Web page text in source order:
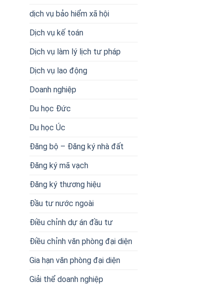
dịch vụ bảo hiểm xã hội
Dịch vụ kế toán
Dịch vụ làm lý lịch tư pháp
Dịch vụ lao động
Doanh nghiệp
Du học Đức
Du học Úc
Đăng bộ – Đăng ký nhà đất
Đăng ký mã vạch
Đăng ký thương hiệu
Đầu tư nước ngoài
Điều chỉnh dự án đầu tư
Điều chỉnh văn phòng đại diện
Gia hạn văn phòng đại diện
Giải thể doanh nghiệp